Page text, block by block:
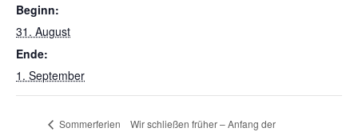
Beginn:
31. August
Ende:
1. September
Sommerferien
Wir schließen früher – Anfang der